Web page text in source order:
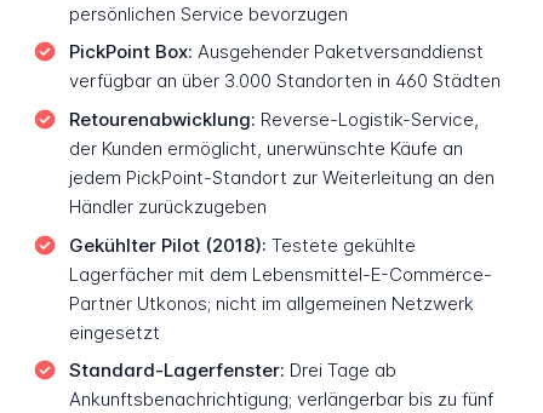
persönlichen Service bevorzugen
PickPoint Box: Ausgehender Paketversanddienst
verfügbar an über 3.000 Standorten in 460 Städten
Retourenabwicklung: Reverse-Logistik-Service,
der Kunden ermöglicht, unerwünschte Käufe an
jedem PickPoint-Standort zur Weiterleitung an den
Händler zurückzugeben
Gekühlter Pilot (2018): Testete gekühlte
Lagerfächer mit dem Lebensmittel-E-Commerce-
Partner Utkonos; nicht im allgemeinen Netzwerk
eingesetzt
Standard-Lagerfenster: Drei Tage ab
Ankunftsbenachrichtigung; verlängerbar bis zu fünf